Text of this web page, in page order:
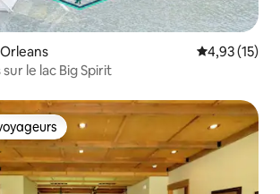
Évaluation
4,93 (15)
le lac Big Spirit